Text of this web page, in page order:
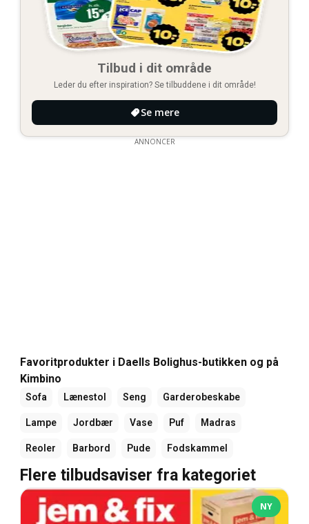
Tilbud i dit område
Leder du efter inspiration? Se tilbuddene i dit område!
Se mere
ANNONCER
Favoritprodukter i Daells Bolighus-butikken og på
Kimbino
Sofa Lænestol Seng Garderobeskabe
Lampe Jordbær Vase Puf Madras
Reoler Barbord Pude Fodskammel
Flere tilbudsaviser fra kategoriet
NY